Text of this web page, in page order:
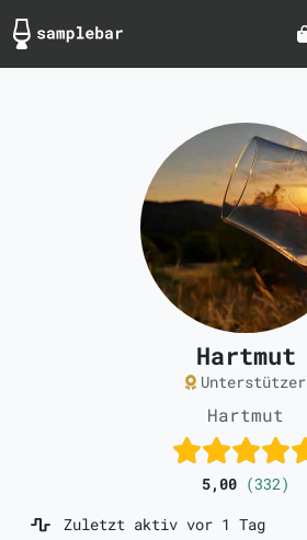
Hartmut
Unterstützer
Hartmut
5,00 (332)
Zuletzt aktiv vor 1 Tag